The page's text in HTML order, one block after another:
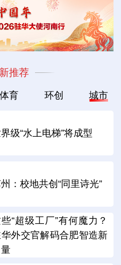
推荐
体育 环创 城市
级“水上电梯”将成型
：校地共创“同里诗光”
“超级工厂”有何魔力？
外交官解码合肥智造新